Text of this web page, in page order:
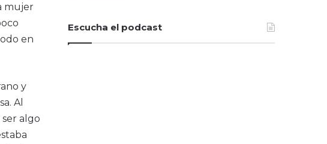
mujer
en
y
Al
algo
Escucha el podcast